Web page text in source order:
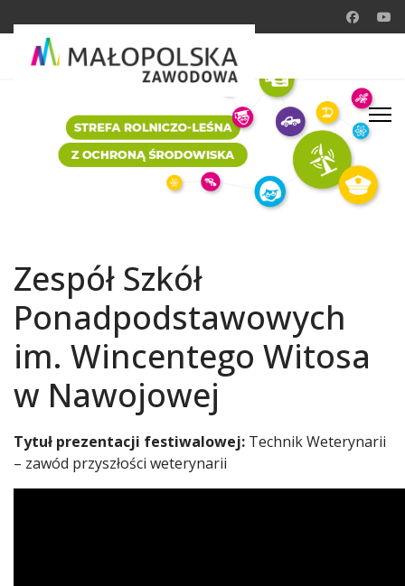
Zespół Szkół
Ponadpodstawowych
im. Wincentego Witosa
w Nawojowej
Tytuł prezentacji festiwalowej: Technik Weterynarii
– zawód przyszłości weterynarii